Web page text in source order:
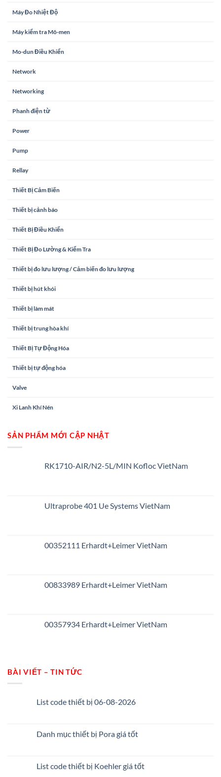
Máy Đo Nhiệt Độ
Máy kiểm tra Mô-men
Mo-dun Điều Khiển
Network
Networking
Phanh điện từ
Power
Pump
Rellay
Thiết Bị Cảm Biến
Thiết bị cảnh báo
Thiết Bị Điều Khiển
Thiết Bị Đo Lường & Kiểm Tra
Thiết bị đo lưu lượng / Cảm biến đo lưu lượng
Thiết bị hút khói
Thiết bị làm mát
Thiết bị trung hòa khí
Thiết Bị Tự Động Hóa
Thiết bị tự động hóa
Valve
Xi Lanh Khí Nén
SẢN PHẨM MỚI CẬP NHẬT
RK1710-AIR/N2-5L/MIN Kofloc VietNam
Ultraprobe 401 Ue Systems VietNam
00352111 Erhardt+Leimer VietNam
00833989 Erhardt+Leimer VietNam
00357934 Erhardt+Leimer VietNam
BÀI VIẾT – TIN TỨC
List code thiết bị 06-08-2026
Danh mục thiết bị Pora giá tốt
List code thiết bị Koehler giá tốt